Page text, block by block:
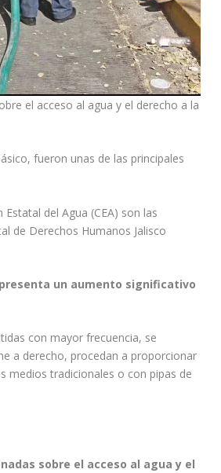
el acceso al agua y el derecho a la
fueron unas de las principales
del Agua (CEA) son las
de Derechos Humanos Jalisco
un aumento significativo
con mayor frecuencia, se
a derecho, procedan a proporcionar
medios tradicionales o con pipas de
sobre el acceso al agua y el